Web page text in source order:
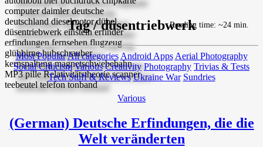
Tag / düsentriebwerk
Most PopularAll categories Android Apps Aerial Photography
Social Criticism Various Creativity Photography Trivias & Tests
Tech Stuff & Reviews Ukraine War Sundries
Various
(German) Deutsche Erfindungen, die die
Welt veränderten
Reading time: ~24 min.